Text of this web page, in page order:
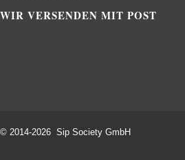
WIR VERSENDEN MIT POST
© 2014-2026 Sip Society GmbH